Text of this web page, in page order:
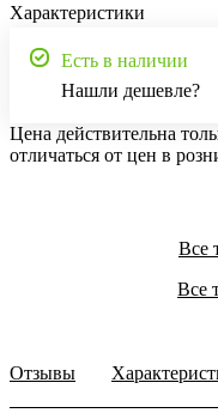
Характеристики
Есть в наличии
Нашли дешевле?
Цена действительна
отличаться от цен в
Все
Все
Отзывы